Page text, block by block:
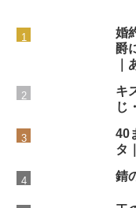
婚
爵
キ
じ
40
タ
錆